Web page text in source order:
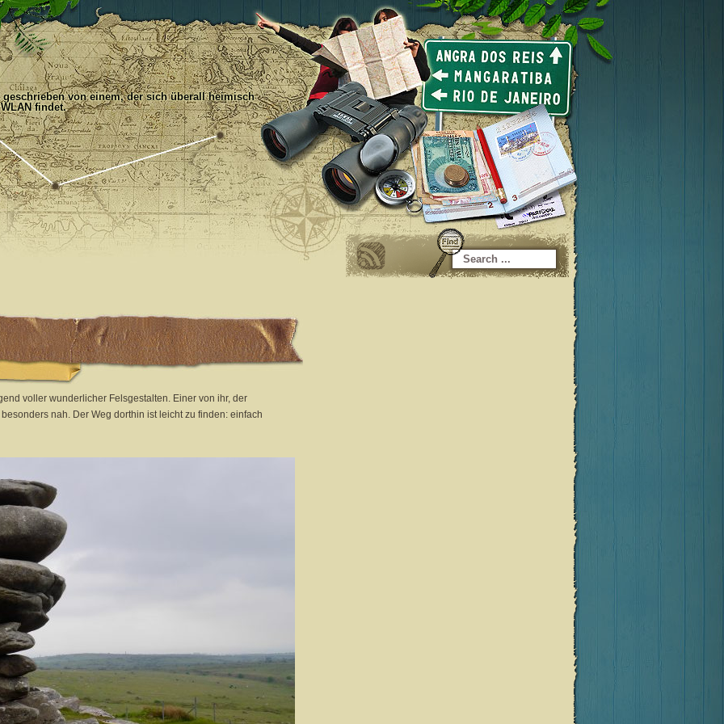
geschrieben von einem, der sich überall heimisch
findet.
voller wunderlicher Felsgestalten. Einer von ihr, der
nah. Der Weg dorthin ist leicht zu finden: einfach